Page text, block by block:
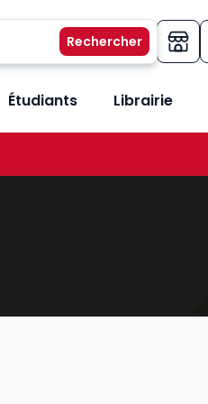
métiers
le sous-menu Vos besoins
Étudiants Librairie